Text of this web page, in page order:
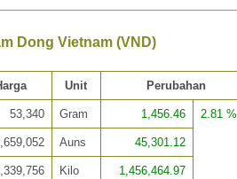
Dong Vietnam (VND)
Unit Perubahan
53,340 Gram 1,456.46 2.81 %
Auns 45,301.12
Kilo 1,456,464.97